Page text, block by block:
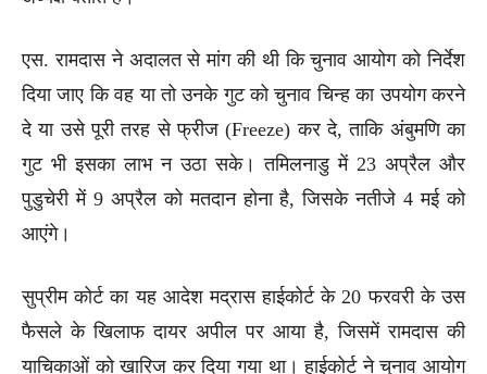
एस. रामदास ने अदालत से मांग की थी कि चुनाव आयोग को निर्देश
दिया जाए कि वह या तो उनके गुट को चुनाव चिन्ह का उपयोग करने
दे या उसे पूरी तरह से फ्रीज (Freeze) कर दे, ताकि अंबुमणि का
गुट भी इसका लाभ न उठा सके। तमिलनाडु में 23 अप्रैल और
पुडुचेरी में 9 अप्रैल को मतदान होना है, जिसके नतीजे 4 मई को
आएंगे।
सुप्रीम कोर्ट का यह आदेश मद्रास हाईकोर्ट के 20 फरवरी के उस
फैसले के खिलाफ दायर अपील पर आया है, जिसमें रामदास की
याचिकाओं को खारिज कर दिया गया था। हाईकोर्ट ने चुनाव आयोग